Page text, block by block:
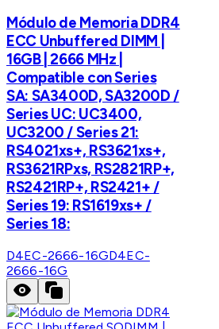
Módulo de Memoria DDR4
ECC Unbuffered DIMM |
16GB | 2666 MHz |
Compatible con Series
SA: SA3400D, SA3200D /
Series UC: UC3400,
UC3200 / Series 21:
RS4021xs+, RS3621xs+,
RS3621RPxs, RS2821RP+,
RS2421RP+, RS2421+ /
Series 19: RS1619xs+ /
Series 18:
D4EC-2666-16GD4EC-
2666-16G